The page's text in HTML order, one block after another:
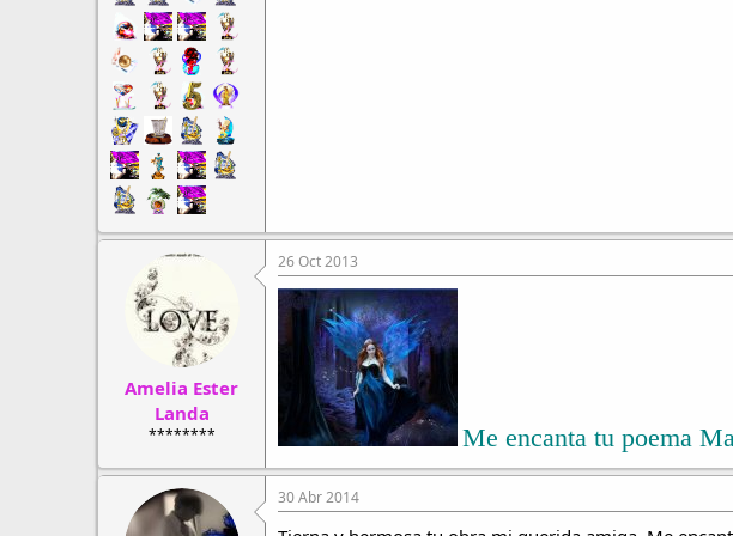
Amelia Ester
Landa
********
26 Oct 2013
Me encanta tu poema
30 Abr 2014